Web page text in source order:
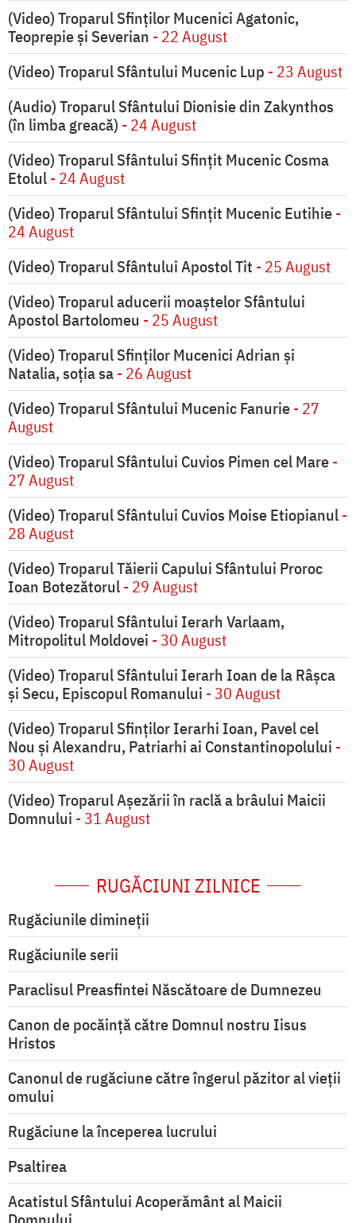
(Video) Troparul Sfinților Mucenici Agatonic,
Teoprepie și Severian - 22 August
(Video) Troparul Sfântului Mucenic Lup - 23 August
(Audio) Troparul Sfântului Dionisie din Zakynthos
(în limba greacă) - 24 August
(Video) Troparul Sfântului Sfințit Mucenic Cosma
Etolul- 24 August
(Video) Troparul Sfântului Sfințit Mucenic Eutihie-
24 August
(Video) Troparul Sfântului Apostol Tit - 25 August
(Video) Troparul aducerii moaștelor Sfântului
Apostol Bartolomeu - 25 August
(Video) Troparul Sfinților Mucenici Adrian și
Natalia, soția sa- 26 August
(Video) Troparul Sfântului Mucenic Fanurie- 27
August
(Video) Troparul Sfântului Cuvios Pimen cel Mare-
27 August
(Video) Troparul Sfântului Cuvios Moise Etiopianul-
28 August
(Video) Troparul Tăierii Capului Sfântului Proroc
Ioan Botezătorul- 29 August
(Video) Troparul Sfântului Ierarh Varlaam,
Mitropolitul Moldovei - 30 August
(Video) Troparul Sfântului Ierarh Ioan de la Râșca
și Secu, Episcopul Romanului - 30 August
(Video) Troparul Sfinților Ierarhi Ioan, Pavel cel
Nou și Alexandru, Patriarhi ai Constantinopolului -
30 August
(Video) Troparul Așezării în raclă a brâului Maicii
Domnului - 31 August
RUGĂCIUNI ZILNICE
Rugăciunile dimineții
Rugăciunile serii
Paraclisul Preasfintei Născătoare de Dumnezeu
Canon de pocăință către Domnul nostru Iisus
Hristos
Canonul de rugăciune către îngerul păzitor al vieții
omului
Rugăciune la începerea lucrului
Psaltirea
Acatistul Sfântului Acoperământ al Maicii